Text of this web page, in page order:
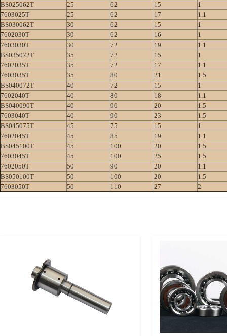
BS025062T
25 62 15
1
7603025T
25 62 17
1.1
BS030062T
30 62 15
1
7602030T
30 62 16
1
7603030T
30 72 19
1.1
BS035072T
35 72 15
1
7602035T
35 72 17
1.1
7603035T
35 80 21
1.5
BS040072T
40 72 15
1
7602040T
40 80 18
1.1
BS040090T
40 90 20
1.5
7603040T
40 90 23
1.5
BS045075T
45 75 15
1
7602045T
45 85 19
1.1
BS045100T
45 100 20
1.5
7603045T
45 100 25
1.5
7602050T
50 90 20
1.1
BS050100T
50 100 20
1.5
7603050T
50 110 27 2